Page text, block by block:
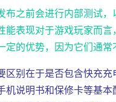
布之前会进行内部测试
能表现对于游戏玩家而
的优势，因为它们通常
区别在于是否包含快充
机说明书和保修卡等基